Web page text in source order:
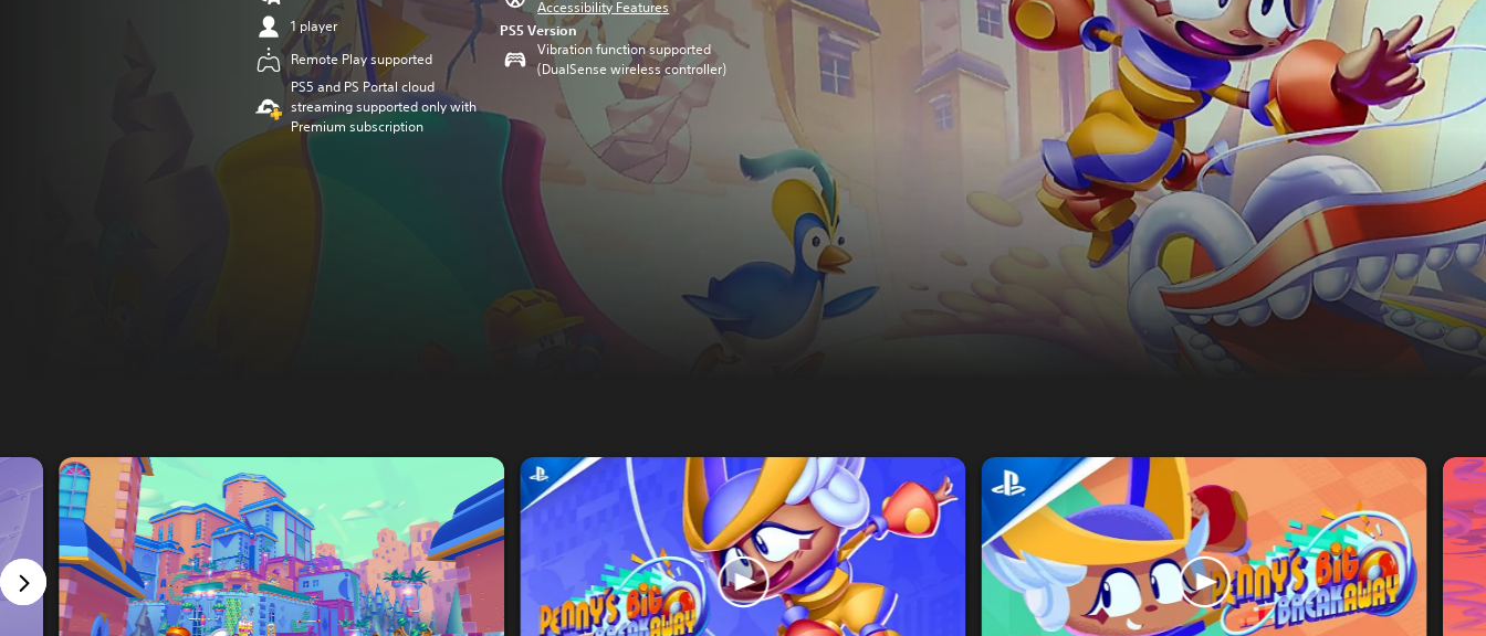
1 player
Remote Play supported
PS5 and PS Portal cloud
streaming supported only with
Premium subscription
Accessibility Features
PS5 Version
Vibration function supported
(DualSense wireless controller)